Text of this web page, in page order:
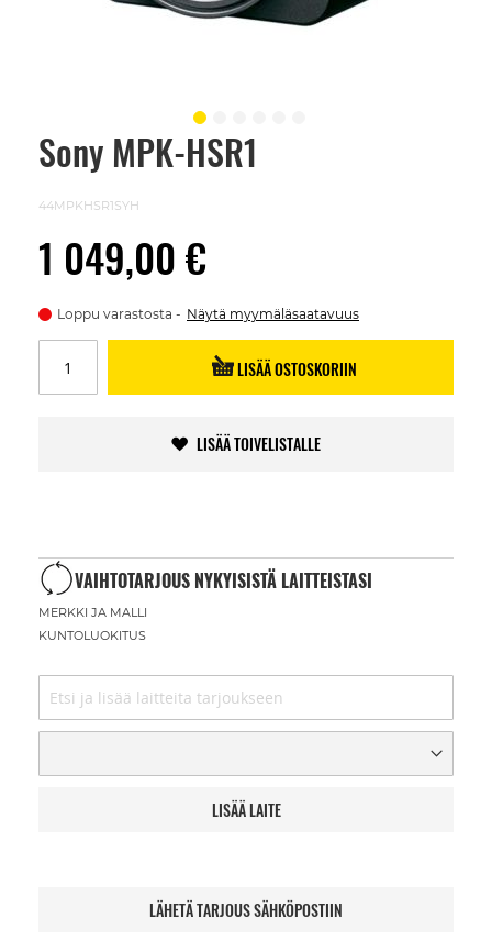
Sony MPK-HSR1
44MPKHSR1SYH
1 049,00 €
Loppu varastosta Näytä myymäläsaatavuus
LISÄÄ OSTOSKORIIN
LISÄÄ TOIVELISTALLE
VAIHTOTARJOUS NYKYISISTÄ LAITTEISTASI
MERKKI JA MALLI
KUNTOLUOKITUS
LISÄÄ LAITE
LÄHETÄ TARJOUS SÄHKÖPOSTIIN
Skip
images